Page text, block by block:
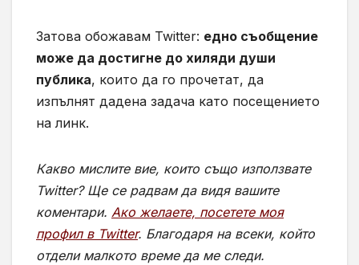
Затова обожавам Twitter: едно съобщение
може да достигне до хиляди души
публика, които да го прочетат, да
изпълнят дадена задача като посещението
на линк.
Какво мислите вие, които също използвате
Twitter? Ще се радвам да видя вашите
коментари. Ако желаете, посетете моя
профил в Twitter. Благодаря на всеки, който
отдели малкото време да ме следи.